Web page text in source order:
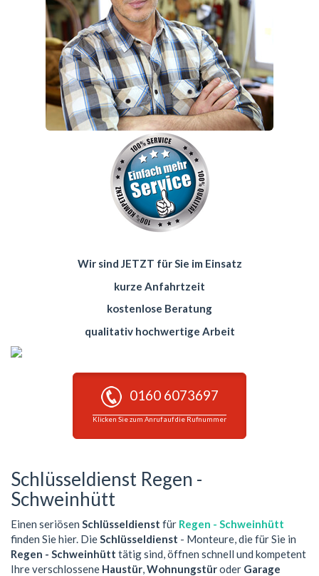
Wir sind JETZT für Sie im Einsatz
kurze Anfahrtzeit
kostenlose Beratung
qualitativ hochwertige Arbeit
0160 6073697
Klicken Sie zum Anruf auf die Rufnummer
Schlüsseldienst Regen -
Schweinhütt
Einen seriösen Schlüsseldienst für Regen - Schweinhütt
finden Sie hier. DieSchlüsseldienst - Monteure, die für Sie in
Regen - Schweinhütt tätig sind, öffnen schnell und kompetent
Ihre verschlossene Haustür,Wohnungstüroder Garage